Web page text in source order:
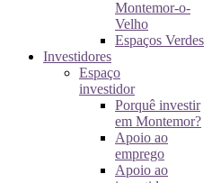
Montemor-o-
Velho
Espaços Verdes
Investidores
Espaço
investidor
Porquê investir
em Montemor?
Apoio ao
emprego
Apoio ao